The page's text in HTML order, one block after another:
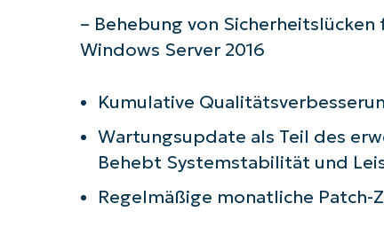
– Behebung von Sicherheitslücken
Windows Server 2016
Kumulative
Wartungsupdate als Teil des
Behebt Systemstabilität und
Regelmäßige monatliche Patch-